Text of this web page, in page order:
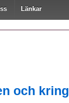
Länkar
och kring